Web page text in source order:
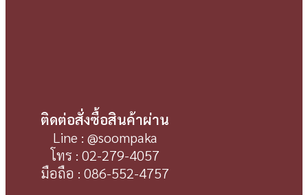
ติดต่อสั่งซื้อสินค้าผ่าน
Line : @soompaka
โทร : 02-279-4057
มือถือ : 086-552-4757